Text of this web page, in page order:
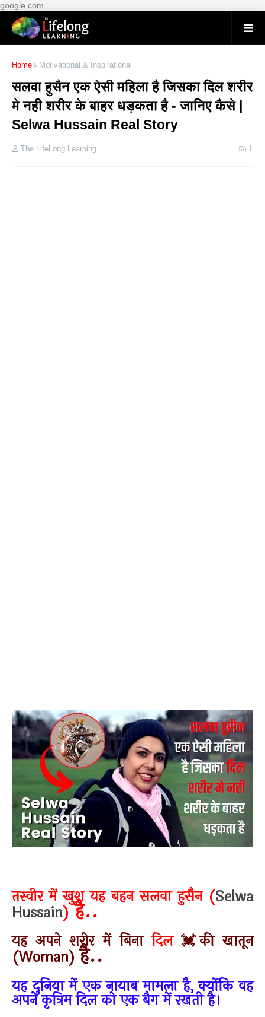
google.com
Home Motivational & Inspirational
सलवा हुसैन एक ऐसी महिला है जिसका दिल शरीर
मे नही शरीर के बाहर धड़कता है - जानिए कैसे |
Selwa Hussain Real Story
The LifeLong Learning 1
तस्वीर में खुश यह बहन सलवा हुसैन (Selwa
Hussain)है..
यह अपने शरीर में बिनादिल💓की खातून
(Woman)है..
यह दुनिया में एक नायाब मामला है, क्योंकि वह
अपने कृत्रिम दिल को एक बैग में रखती है।